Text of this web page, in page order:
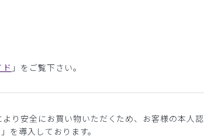
」をご覧下さい。
り安全にお買い物いただくため、お客様の本人認
を導入しております。